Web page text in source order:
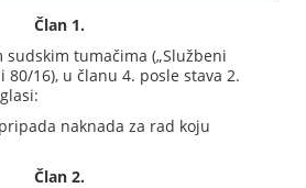
Član 1.
tumačima („Službeni
80/16), u članu 4. posle stava 2.
naknada za rad koju
Član 2.